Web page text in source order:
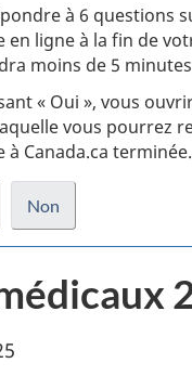
à 6 questions
en ligne à la fin de
moins de 5
« Oui », vous
vous pourrez
à Canada.ca terminée.
Non
je
veux
pas
.